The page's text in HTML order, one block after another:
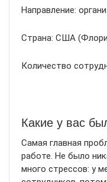
Направление:
Страна: США
Количество
Какие у вас
Самая главная
работе. Не было
много стрессов: у